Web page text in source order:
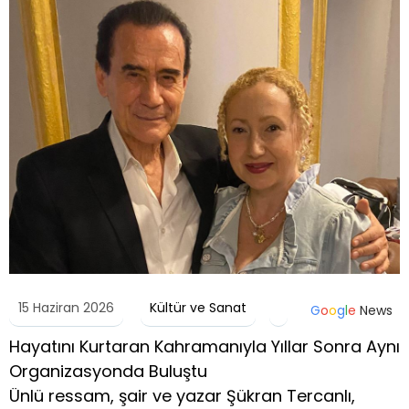
15 Haziran 2026 Kültür ve Sanat Google News
Hayatını Kurtaran Kahramanıyla Yıllar Sonra Aynı
Organizasyonda Buluştu
Ünlü ressam, şair ve yazar Şükran Tercanlı,